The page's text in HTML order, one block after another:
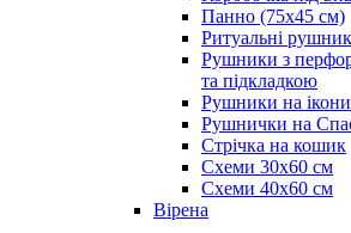
Панно (75х45 см)
Ритуальні
Рушники з
та підкладкою
Рушники на
Рушнички на
Стрічка на кошик
Схеми 30х60 см
Схеми 40х60 см
Вірена